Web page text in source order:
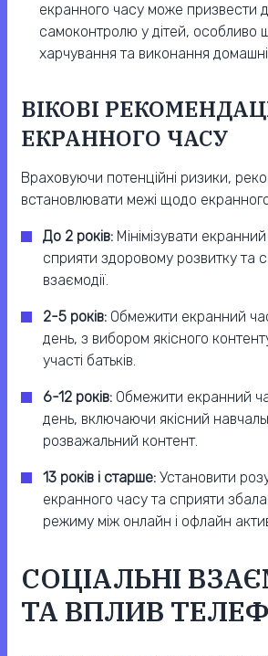
екранного часу може призвести
самоконтролю у дітей,
харчування та виконання
ВІКОВІ
ЕКРАННОГО ЧАСУ
Враховуючи потенційні ризики,
встановлювати межі щодо
До 2 років: Мінімізувати
сприяти здоровому розвитку та
взаємодії.
2-5 років: Обмежити екранний
день, з вибором якісного
участі батьків.
6-12 років: Обмежити екранний
день, включаючи якісний
розважальний контент.
13 років і старше: Установити
екранного часу та сприяти
режиму між онлайн і офлайн
СОЦІАЛЬНІ
ТА ВПЛИВ